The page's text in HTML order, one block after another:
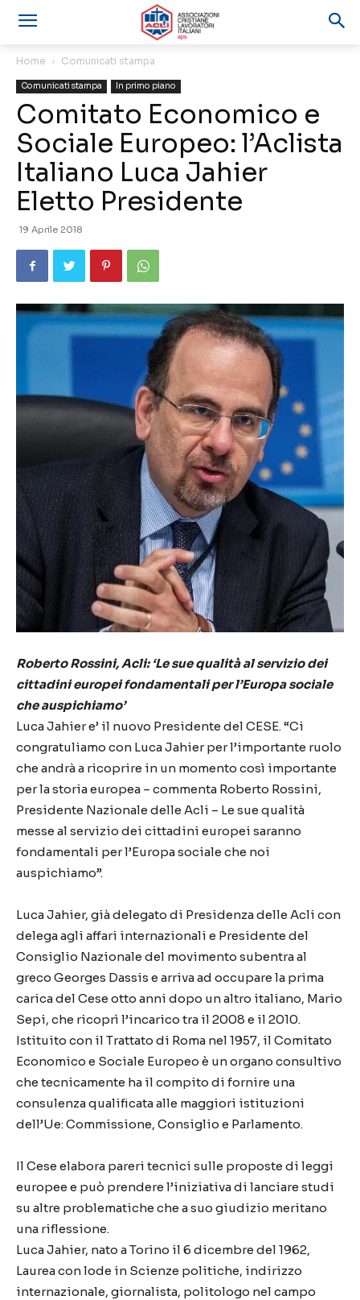
Home Comunicati stampa
Comunicati stampa In primo piano
Comitato Economico e
Sociale Europeo: l’Aclista
Italiano Luca Jahier
Eletto Presidente
19 Aprile 2018
Roberto Rossini, Acli: ‘Le sue qualità al servizio dei
cittadini europei fondamentali per l’Europa sociale
che auspichiamo’
Luca Jahier e’ il nuovo Presidente del CESE. “Ci
congratuliamo con Luca Jahier per l’importante ruolo
che andrà a ricoprire in un momento così importante
per la storia europea – commenta Roberto Rossini,
Presidente Nazionale delle Acli – Le sue qualità
messe al servizio dei cittadini europei saranno
fondamentali per l’Europa sociale che noi
auspichiamo”.
Luca Jahier, già delegato di Presidenza delle Acli con
delega agli affari internazionali e Presidente del
Consiglio Nazionale del movimento subentra al
greco Georges Dassis e arriva ad occupare la prima
carica del Cese otto anni dopo un altro italiano, Mario
Sepi, che ricoprì l’incarico tra il 2008 e il 2010.
Istituito con il Trattato di Roma nel 1957, il Comitato
Economico e Sociale Europeo è un organo consultivo
che tecnicamente ha il compito di fornire una
consulenza qualificata alle maggiori istituzioni
dell’Ue: Commissione, Consiglio e Parlamento.
Il Cese elabora pareri tecnici sulle proposte di leggi
europee e può prendere l’iniziativa di lanciare studi
su altre problematiche che a suo giudizio meritano
una riflessione.
Luca Jahier, nato a Torino il 6 dicembre del 1962,
Laurea con lode in Scienze politiche, indirizzo
internazionale, giornalista, politologo nel campo